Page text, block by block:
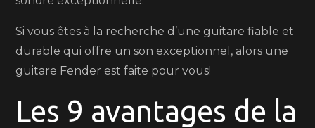
Si vous êtes à la recherche d’une guitare fiable et
durable qui offre un son exceptionnel, alors une
guitare Fender est faite pour vous!
Les 9 avantages de la